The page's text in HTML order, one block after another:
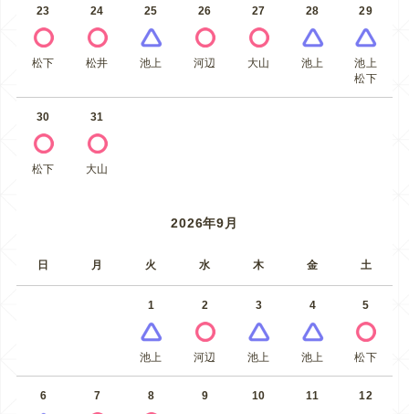
23
松下
24
松井
25
池上
26
河辺
27
大山
28
池上
29
池上
松下
30
松下
31
大山
2026年9月
日 月 火 水 木 金 土
1
池上
2
河辺
3
池上
4
池上
5
松下
6 7 8 9 10 11 12